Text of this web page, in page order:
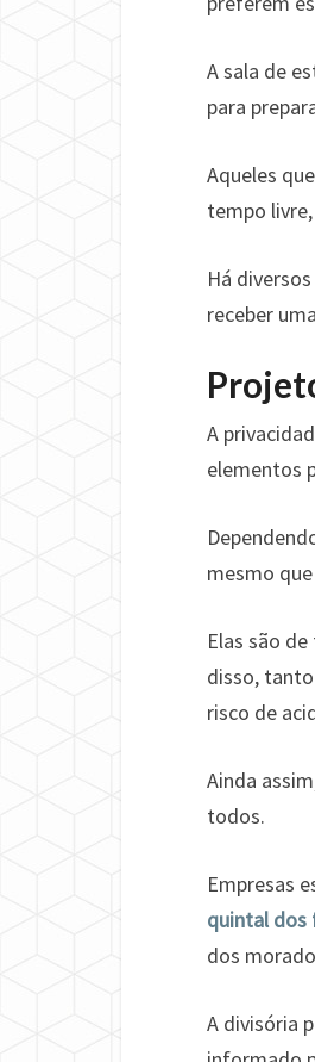
A sala de
para
Aqueles
tempo
Há
receber
A
elementos
mesmo
Elas são
disso,
risco de
Ainda
todos.
Empresas
quintal dos
dos
A divisória